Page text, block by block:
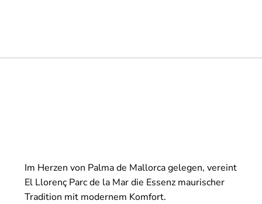
Im Herzen von Palma de Mallorca gelegen, vereint
El Llorenç Parc de la Mar die Essenz maurischer
Tradition mit modernem Komfort.